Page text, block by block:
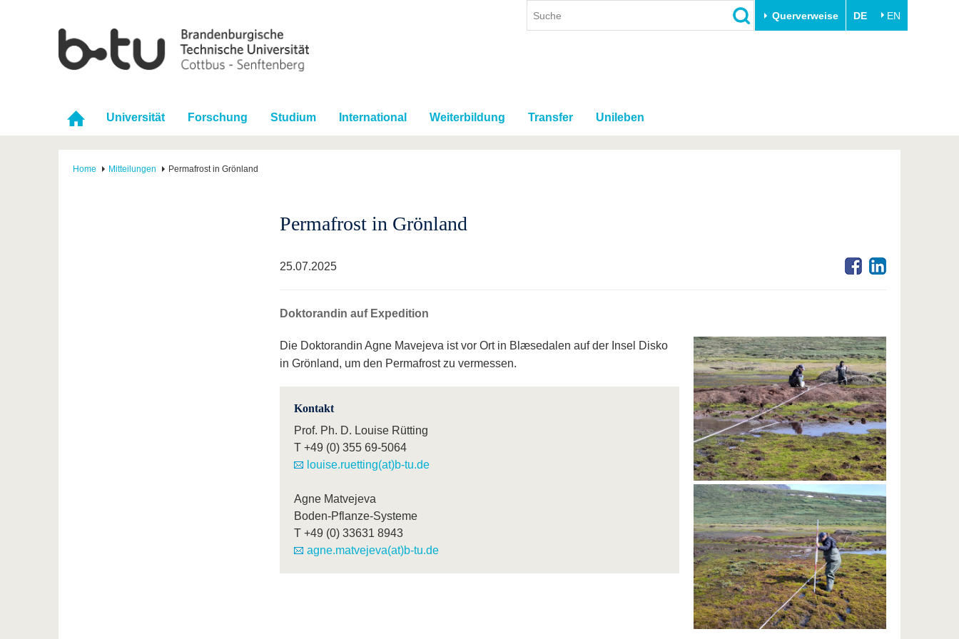
Querverweise DE EN
Universität Forschung Studium International Weiterbildung Transfer Unileben
Home Mitteilungen Permafrost in Grönland
Permafrost in Grönland
25.07.2025
Doktorandin auf Expedition
Die Doktorandin Agne Mavejeva ist vor Ort in Blæsedalen auf der Insel Disko
in Grönland, um den Permafrost zu vermessen.
Kontakt
Prof. Ph. D. Louise Rütting
T +49 (0) 355 69-5064
louise.ruetting(at)b-tu.de
Agne Matvejeva
Boden-Pflanze-Systeme
T +49 (0) 33631 8943
agne.matvejeva(at)b-tu.de